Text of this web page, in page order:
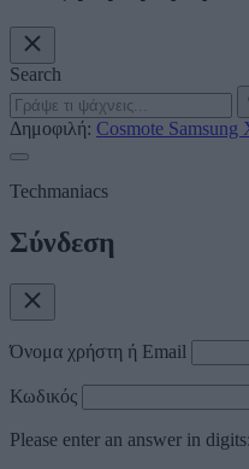
Search
Δημοφιλή: Cosmote Samsung
Techmaniacs
Σύνδεση
Όνομα χρήστη ή Email
Κωδικός
Please enter an answer in digits: